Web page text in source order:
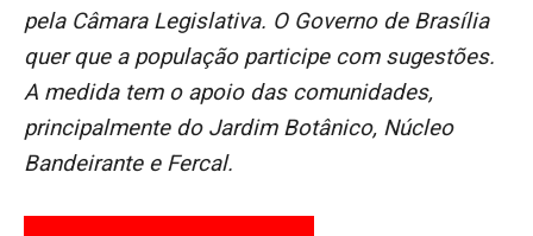
pela Câmara Legislativa. O Governo de Brasília
quer que a população participe com sugestões.
A medida tem o apoio das comunidades,
principalmente do Jardim Botânico, Núcleo
Bandeirante e Fercal.